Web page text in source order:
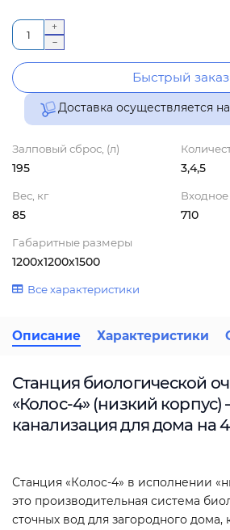
Быстрый заказ
Доставка осуществляется
Залповый сброс, (л)
195 3,4,5
Вес, кг
85
Входное
710
Габаритные размеры
1200х1200х1500
Все характеристики
Описание Характеристики
Станция биологической
«Колос-4» (низкий
канализация для дома на
Станция «Колос-4» в исполнении
это производительная система
сточных вод для загородного дома,